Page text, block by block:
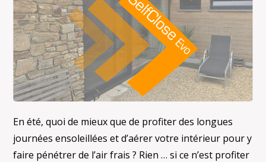
En été, quoi de mieux que de profiter des longues
journées ensoleillées et d’aérer votre intérieur pour y
faire pénétrer de l’air frais ? Rien … si ce n’est profiter